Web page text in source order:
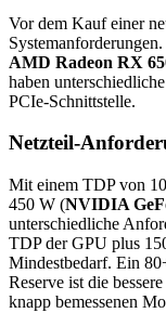
Vor dem Kauf einer
AMD Radeon RX
haben
PCIe-Schnittstelle.
Netzteil-
Mit einem TDP von
450 W (NVIDIA
unterschiedliche
TDP der GPU plus
Mindestbedarf. Ein
Reserve ist die
knapp bemessenen